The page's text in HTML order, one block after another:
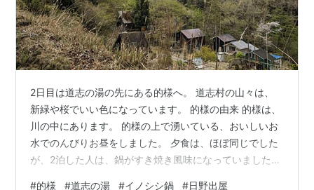
2日目は道志の湯の先にある的様へ。 道志村の山々は、
新緑や桜でいい色になっています。 的様の由来 的様は、
川の中にあります。 的様の上で湧いている、おいしいお
水でのんびりお昼をしました。 夕食は、ほぼ同じでした
が、2泊した人は、鍋がすき焼き風味になっていました。
#的様 #道志の湯 #イノシシ鍋 #日野出屋